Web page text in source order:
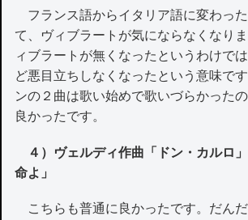
フランス語からイタリア語に変わっ
て、ヴィブラートが気にならなくなり
ィブラートが無くなったというわけで
ど悪目立ちしなくなったという意味で
ンの２曲は歌い始めで歌いづらかった
良かったです。
４）ヴェルディ作曲「ドン・カルロ
命よ」
こちらも普通に良かったです。だん